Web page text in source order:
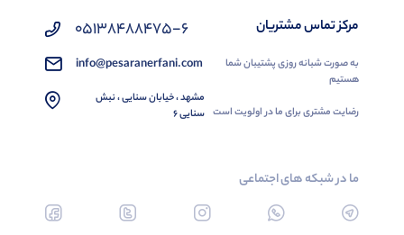
مرکز تماس مشتریان
به صورت شبانه روزی پشتیبان شما
هستیم
رضایت مشتری برای ما در اولویت است
05138488475-6
info@pesaranerfani.com
مشهد ، خیابان سنایی ، نبش
سنایی 6
ما در شبکه های اجتماعی